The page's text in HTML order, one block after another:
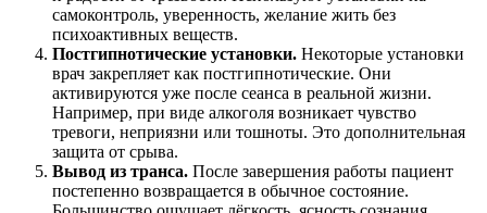
самоконтроль, уверенность, желание жить без
психоактивных веществ.
Постгипнотические установки. Некоторые установки
врач закрепляет как постгипнотические. Они
активируются уже после сеанса в реальной жизни.
Например, при виде алкоголя возникает чувство
тревоги, неприязни или тошноты. Это дополнительная
защита от срыва.
Вывод из транса. После завершения работы пациент
постепенно возвращается в обычное состояние.